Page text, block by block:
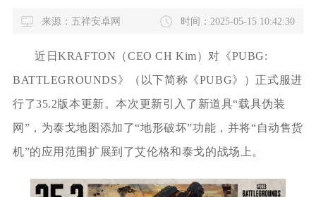
来源：五祥安卓网 时间：2025-05-15 10:42:30
近日KRAFTON（CEO CH Kim）对《PUBG:
BATTLEGROUNDS》（以下简称《PUBG》）正式服进
行了35.2版本更新。本次更新引入了新道具“载具伪装
网”，为泰戈地图添加了“地形破坏”功能，并将“自动售货
机”的应用范围扩展到了艾伦格和泰戈的战场上。